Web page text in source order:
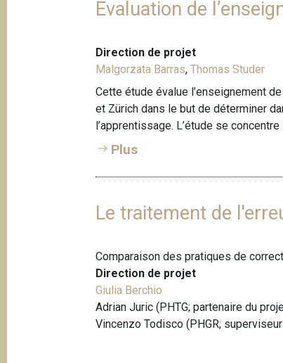
Evaluation de
Direction de projet
Malgorzata Barras,Thomas Studer
Cette étude évalue l’enseignement
et Zürich dans le but de déterminer
l’apprentissage. L’étude se
Plus
Le traitement de
Comparaison des pratiques de
Direction de projet
Giulia Berchio
Adrian Juric (PHTG; partenaire du
Vincenzo Todisco (PHGR;